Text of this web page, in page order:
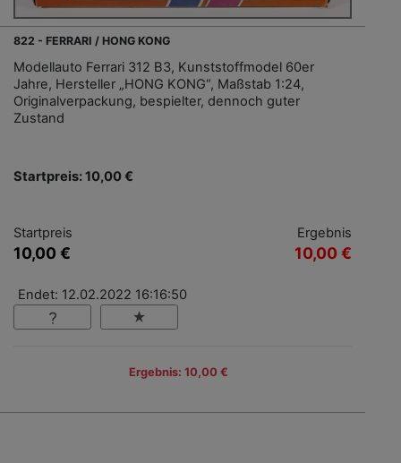
822 - FERRARI / HONG KONG
Modellauto Ferrari 312 B3, Kunststoffmodel 60er
Jahre, Hersteller „HONG KONG“, Maßstab 1:24,
Originalverpackung, bespielter, dennoch guter
Zustand
Startpreis: 10,00 €
Startpreis
10,00 €
Ergebnis
10,00 €
Endet: 12.02.2022 16:16:50
Ergebnis: 10,00 €